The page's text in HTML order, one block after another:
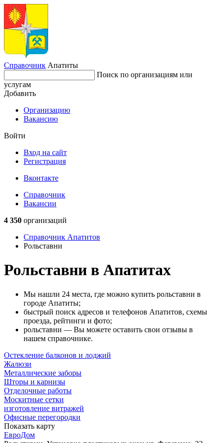
Справочник Апатиты
Поиск по организациям или
услугам
Добавить
Организацию
Вакансию
Войти
Вход на сайт
Регистрация
Вконтакте
Справочник
Вакансии
4 350 организаций
Справочник Апатитов
Рольставни
Рольставни в Апатитах
Мы нашли 24 места, где можно купить рольставни в
городе Апатиты;
быстрый поиск адресов и телефонов Апатитов, схемы
проезда, рейтинги и фото;
рольставни — Вы можете оставить свои отзывы в
нашем справочнике.
Остекление балконов и лоджий
Жалюзи
Металлические заборы
Шторы и карнизы
Отделочные работы
Москитные сетки
изготовление витражей
Офисные перегородки
Показать карту
ЕвроДом